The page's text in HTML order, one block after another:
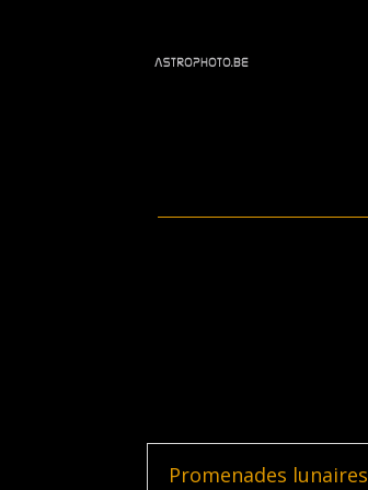
Promenades lunaires